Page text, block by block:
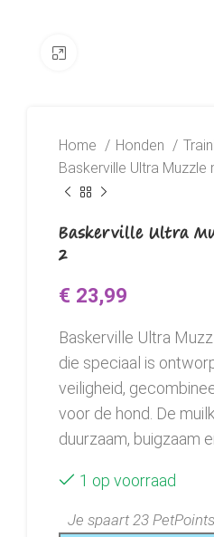
Home Honden
Baskerville Ultra Muzzle
Baskerville Ultra
2
€ 23,99
Baskerville Ultra
die speciaal is
veiligheid,
voor de hond. De
duurzaam, buigzaam
1 op voorraad
Je spaart 23 PetPoints